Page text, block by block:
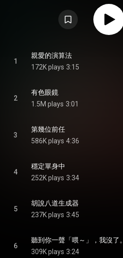
1
親愛的演算法
172K plays 3:15
2
有色眼鏡
1.5M plays 3:01
3
第幾位前任
586K plays 4:36
4
穩定單身中
252K plays 3:34
5
胡說八道生成器
237K plays 3:45
6
聽到你一聲「喂～」，我沒了。
309K plays 3:24